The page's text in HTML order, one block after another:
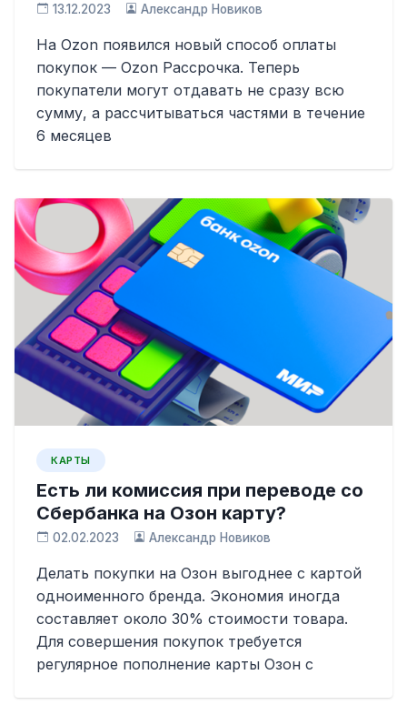
13.12.2023 Александр Новиков
На Ozon появился новый способ оплаты
покупок — Ozon Рассрочка. Теперь
покупатели могут отдавать не сразу всю
сумму, а рассчитываться частями в течение
6 месяцев
КАРТЫ
Есть ли комиссия при переводе со
Сбербанка на Озон карту?
02.02.2023 Александр Новиков
Делать покупки на Озон выгоднее с картой
одноименного бренда. Экономия иногда
составляет около 30% стоимости товара.
Для совершения покупок требуется
регулярное пополнение карты Озон с